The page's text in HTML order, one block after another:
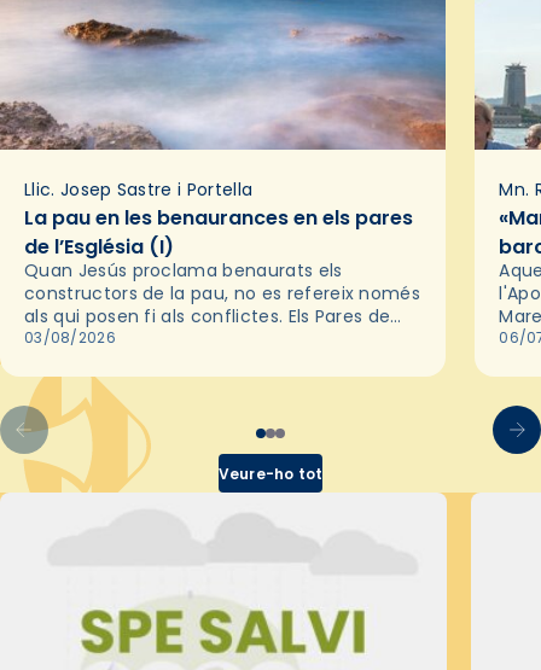
Llic. Josep Sastre i Portella
La pau en les benaurances en els pares
de l’Església (I)
Quan Jesús proclama benaurats els
constructors de la pau, no es refereix només
als qui posen fi als conflictes. Els Pares de
l'Església ens recorden que la pau autèntica
03/08/2026
Mn.
ser
06/
Veure-ho tot